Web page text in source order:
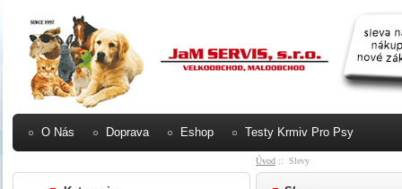
O Nás Doprava Eshop Testy Krmiv Pro Psy
Úvod :: Slevy